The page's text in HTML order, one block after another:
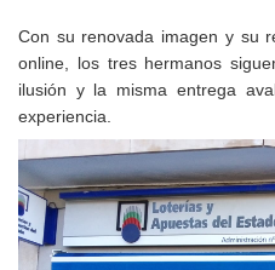
Con su renovada imagen y su
online, los tres hermanos
ilusión y la misma entrega
experiencia.